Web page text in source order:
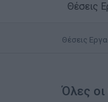
Θέσεις
Θέσεις
Όλες οι